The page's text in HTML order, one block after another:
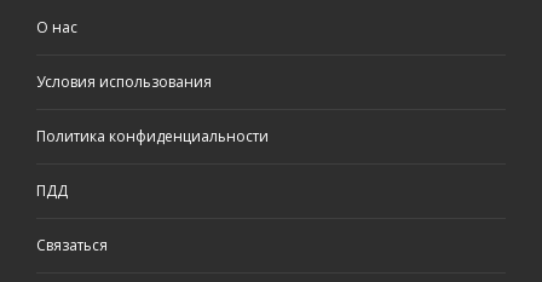
О нас
Условия использования
Политика конфиденциальности
ПДД
Связаться